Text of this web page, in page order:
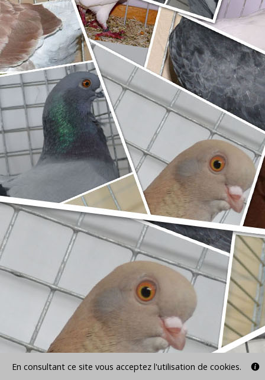
En consultant ce site vous acceptez l'utilisation de cookies.